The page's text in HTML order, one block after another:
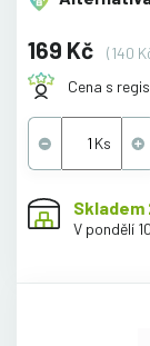
169 Kč
(140
Cena s
Skladem
V pondělí